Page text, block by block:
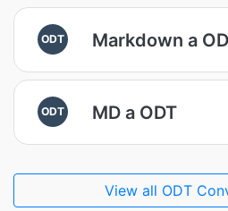
ODT Markdown a
ODT MD a ODT
View all ODT